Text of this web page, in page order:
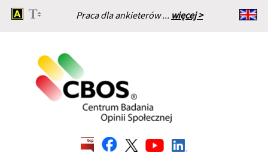
Praca dla ankieterów ... więcej >
Strona główna